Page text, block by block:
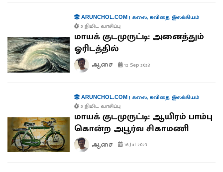
ARUNCHOL.COM| கலை, கவிதை, இலக்கியம்
5 நிமிட வாசிப்பு
மாயக் குடமுருட்டி: அனைத்தும்
ஓரிடத்தில்
ஆசை 12 Sep 2023
ARUNCHOL.COM| கலை, கவிதை, இலக்கியம்
5 நிமிட வாசிப்பு
மாயக் குடமுருட்டி: ஆயிரம் பாம்பு
கொன்ற அபூர்வ சிகாமணி
ஆசை 16 Jul 2023